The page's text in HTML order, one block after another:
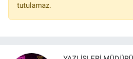
tutulamaz.